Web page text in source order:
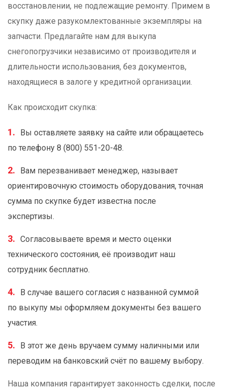
восстановлении, не подлежащие ремонту. Примем в
скупку даже разукомлектованные экземпляры на
запчасти. Предлагайте нам для выкупа
снегопогрузчики независимо от производителя и
длительности использования, без документов,
находящиеся в залоге у кредитной организации.
Как происходит скупка:
Вы оставляете заявку на сайте или обращаетесь
по телефону 8 (800) 551-20-48.
Вам перезванивает менеджер, называет
ориентировочную стоимость оборудования, точная
сумма по скупке будет известна после
экспертизы.
Согласовываете время и место оценки
технического состояния, её производит наш
сотрудник бесплатно.
В случае вашего согласия с названной суммой
по выкупу мы оформляем документы без вашего
участия.
В этот же день вручаем сумму наличными или
переводим на банковский счёт по вашему выбору.
Наша компания гарантирует законность сделки, после